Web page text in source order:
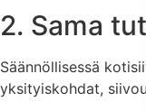
2. Sama
Säännöllisessä
yksityiskohdat,